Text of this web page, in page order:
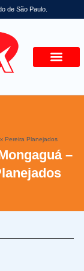
de São Paulo.
Pereira Planejados
–